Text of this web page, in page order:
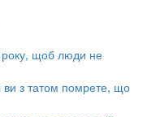
щоб люди не
ви з татом помрете, що